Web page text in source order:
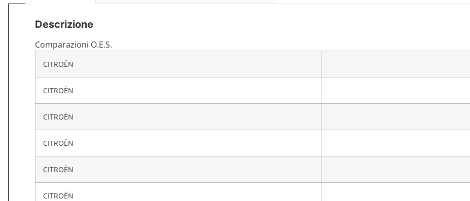
Descrizione
Comparazioni O.E.S.
CITROËN
CITROËN
CITROËN
CITROËN
CITROËN
CITROËN